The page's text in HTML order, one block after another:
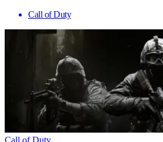
Call of Duty
Call of Duty